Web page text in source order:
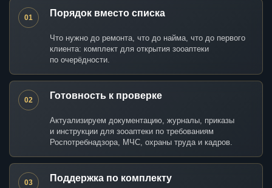
01 Порядок вместо списка
Что нужно до ремонта, что до найма, что до первого
клиента: комплект для открытия зооаптеки
по очерёдности.
02 Готовность к проверке
Актуализируем документацию, журналы, приказы
и инструкции для зооаптеки по требованиям
Роспотребнадзора, МЧС, охраны труда и кадров.
03 Поддержка по комплекту